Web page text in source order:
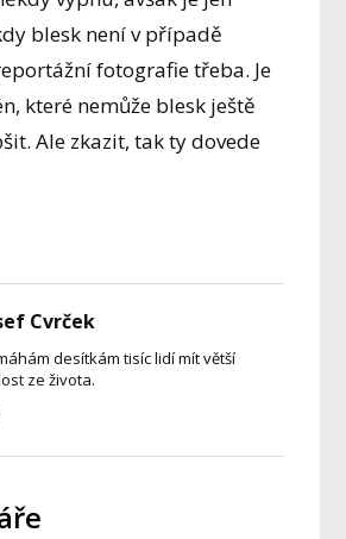
blesk není v případě
fotografie třeba. Je
které nemůže blesk ještě
Ale zkazit, tak ty dovede
Cvrček
desítkám tisíc lidí mít větší
ze života.